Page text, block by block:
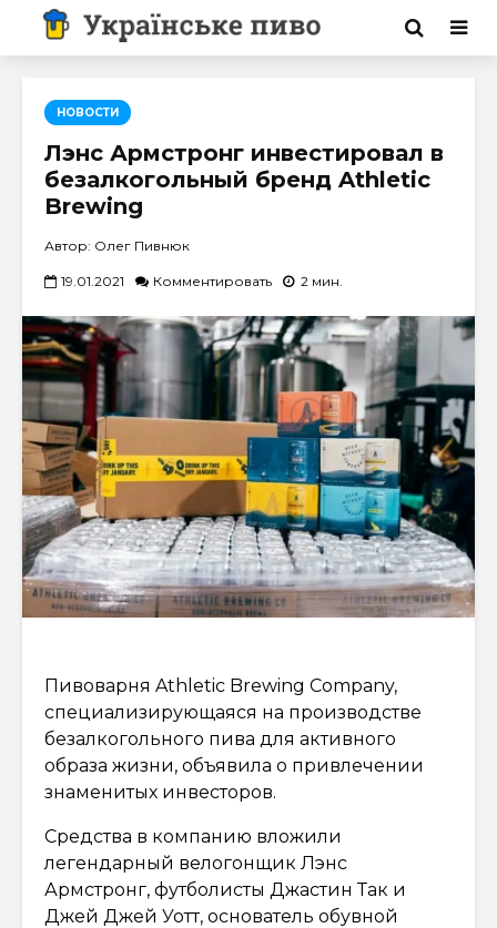
НОВОСТИ
Лэнс Армстронг инвестировал в
безалкогольный бренд Athletic
Brewing
Автор: Олег Пивнюк
19.01.2021 Комментировать 2 мин.
Пивоварня Athletic Brewing Company,
специализирующаяся на производстве
безалкогольного пива для активного
образа жизни, объявила о привлечении
знаменитых инвесторов.
Средства в компанию вложили
легендарный велогонщик Лэнс
Армстронг, футболисты Джастин Так и
Джей Джей Уотт, основатель обувной